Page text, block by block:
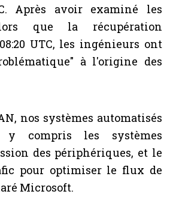
Après avoir examiné les
que la récupération
UTC, les ingénieurs ont
à l'origine des
nos systèmes automatisés
compris les systèmes
des périphériques, et le
pour optimiser le flux de
Microsoft.